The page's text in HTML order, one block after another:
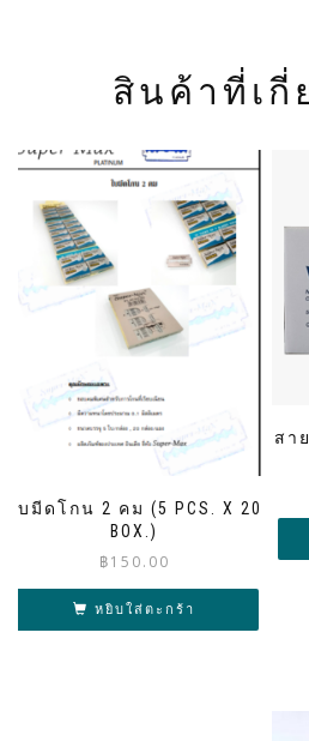
สินค้าที่เกี่
ใบมีดโกน 2 คม (5 PCS. X 20
BOX.)
฿150.00
หยิบใส่ตะกร้า
สา